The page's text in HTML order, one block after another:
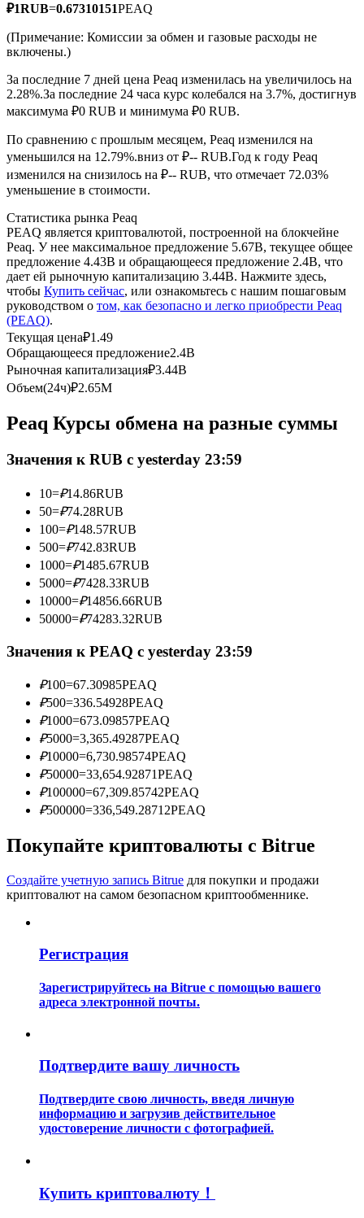
USDC фьючерсы
Фьючерсы с использованием USDC в качестве
Копирование торговли
Присоединяйтесь к лучшим трейдерам
Станьте копи-трейдером
Наслаждайтесь распределением прибыли и комиссиями
за копи-трейдинг
Информация
Анализ больших данных, включая торговую информацию
и т. д.
Руководство для начинающих по фьючерсам
Узнайте, как оставаться прибыльным
₽1RUB=0.67310151PEAQ
(Примечание: Комиссии за обмен и газовые расходы не
включены.)
За последние 7 дней цена Peaq изменилась на увеличилось на
2.28%.За последние 24 часа курс колебался на 3.7%, достигнув
максимума ₽0 RUB и минимума ₽0 RUB.
По сравнению с прошлым месяцем, Peaq изменился на
уменьшился на 12.79%.вниз от ₽-- RUB.Год к году Peaq
изменился на снизилось на ₽-- RUB, что отмечает 72.03%
уменьшение в стоимости.
Статистика рынка Peaq
PEAQ является криптовалютой, построенной на блокчейне
Peaq. У нее максимальное предложение 5.67B, текущее общее
предложение 4.43B и обращающееся предложение 2.4B, что
дает ей рыночную капитализацию 3.44B. Нажмите здесь,
чтобы Купить сейчас, или ознакомьтесь с нашим пошаговым
руководством о том, как безопасно и легко приобрести Peaq
(PEAQ).
Текущая цена₽1.49
Обращающееся предложение2.4B
Рыночная капитализация₽3.44B
Объем(24ч)₽2.65M
Peaq Курсы обмена на разные суммы
Значения к RUB с yesterday 23:59
10=₽14.86RUB
50=₽74.28RUB
100=₽148.57RUB
500=₽742.83RUB
1000=₽1485.67RUB
5000=₽7428.33RUB
10000=₽14856.66RUB
50000=₽74283.32RUB
Значения к PEAQ с yesterday 23:59
₽100=67.30985PEAQ
₽500=336.54928PEAQ
₽1000=673.09857PEAQ
₽5000=3,365.49287PEAQ
₽10000=6,730.98574PEAQ
₽50000=33,654.92871PEAQ
₽100000=67,309.85742PEAQ
₽500000=336,549.28712PEAQ
Покупайте криптовалюты с Bitrue
Создайте учетную запись Bitrue для покупки и продажи
криптовалют на самом безопасном криптообменнике.
Регистрация
Зарегистрируйтесь на Bitrue с помощью вашего
адреса электронной почты.
Подтвердите вашу личность
Подтвердите свою личность, введя личную
информацию и загрузив действительное
удостоверение личности с фотографией.
Купить криптовалюту！